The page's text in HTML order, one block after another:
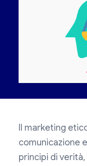
Il marketing
comunicazione
principi di